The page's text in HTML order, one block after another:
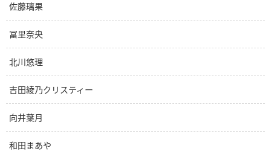
佐藤璃果
冨里奈央
北川悠理
吉田綾乃クリスティー
向井葉月
和田まあや